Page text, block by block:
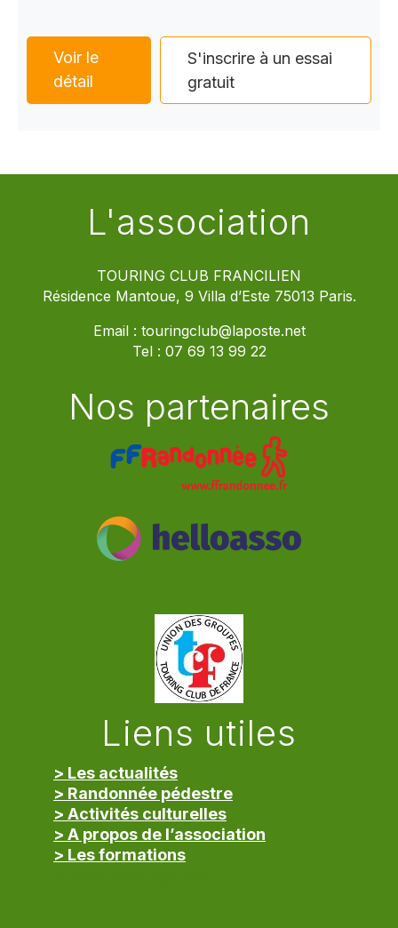
Voir le
détail
S'inscrire à un essai
gratuit
L'association
TOURING CLUB FRANCILIEN
Résidence Mantoue, 9 Villa d’Este 75013 Paris.
Email : touringclub@laposte.net
Tel : 07 69 13 99 22
Nos partenaires
Liens utiles
> Les actualités
> Randonnée pédestre
> Activités culturelles
> A propos de l’association
> Les formations